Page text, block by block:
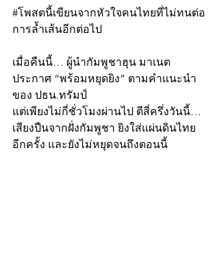
#โพสตนี้เขียนจากหัวใจคนไทยที่ไม่ทนต่อ
การล้ำเส้นอีกต่อไป
เมื่อคืนนี้… ผู้นำกัมพูชาฮุน มาเนต
ประกาศ “พร้อมหยุดยิง” ตามคำแนะนำ
ของ ปธน.ทรัมป์
แต่เพียงไม่กี่ชั่วโมงผ่านไป ตีสี่ครึ่งวันนี้…
เสียงปืนจากฝั่งกัมพูชา ยิงใส่แผ่นดินไทย
อีกครั้ง และยังไม่หยุดจนถึงตอนนี้